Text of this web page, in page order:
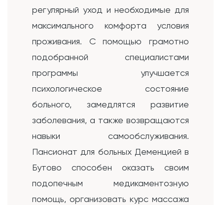
регулярный уход и необходимые для
максимального комфорта условия
проживания. С помощью грамотно
подобранной специалистами
программы улучшается
психологическое состояние
больного, замедлятся развитие
заболевания, а также возвращаются
навыки самообслуживания.
Пансионат для больных Деменцией в
Бутово способен оказать своим
подопечным медикаментозную
помощь, организовать курс массажа